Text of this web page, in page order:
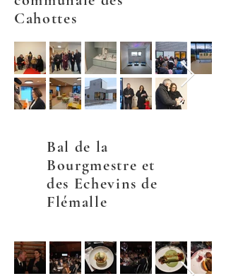
Cahottes
Bal de la
Bourgmestre et
des Echevins de
Flémalle